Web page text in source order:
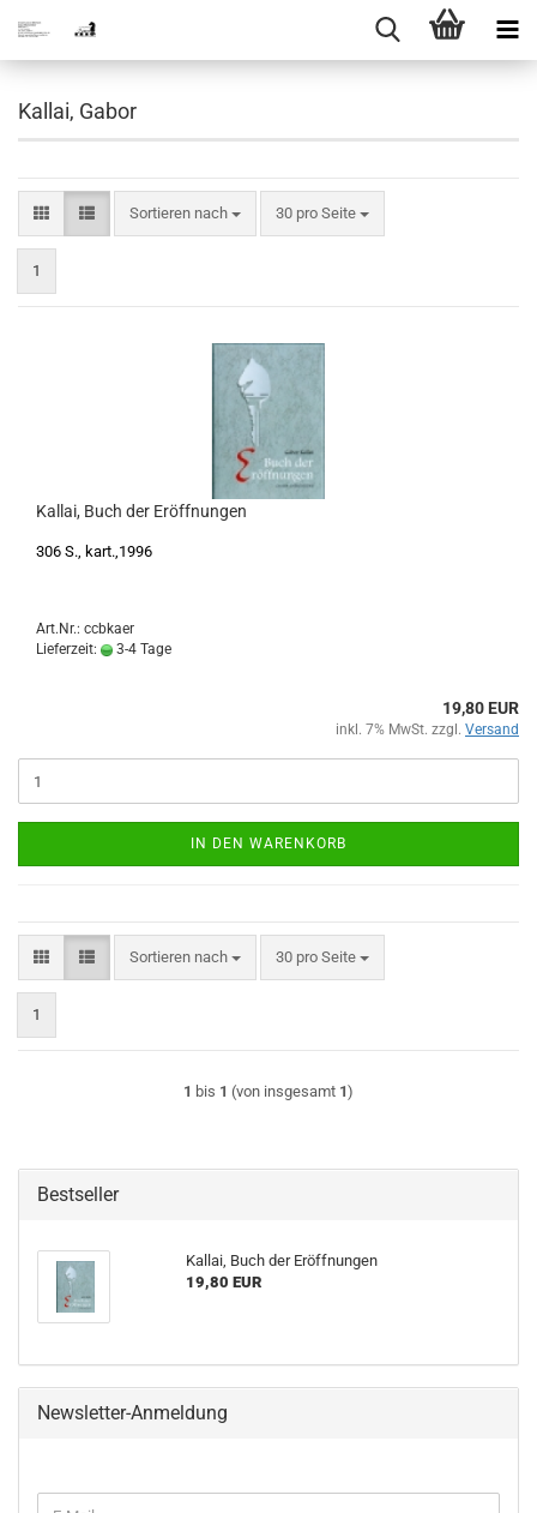
Kallai, Gabor
Sortieren nach
Sortieren nach 30 pro Seite
pro Seite
1
Kallai, Buch der Eröffnungen
306 S., kart.,1996
Art.Nr.: ccbkaer
Lieferzeit:
3-4 Tage
19,80 EUR
inkl. 7% MwSt. zzgl. Versand
IN DEN WARENKORB
Sortieren nach
Sortieren nach 30 pro Seite
pro Seite
1
1 bis 1 (von insgesamt 1)
Bestseller
Kallai, Buch der Eröffnungen
19,80 EUR
Newsletter-Anmeldung